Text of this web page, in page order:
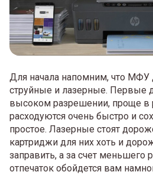
Для начала напомним, что МФУ
струйные и лазерные. Первые
высоком разрешении, проще в
расходуются очень быстро и
простое. Лазерные стоят
картриджи для них хоть и
заправить, а за счет меньшего
отпечаток обойдется вам